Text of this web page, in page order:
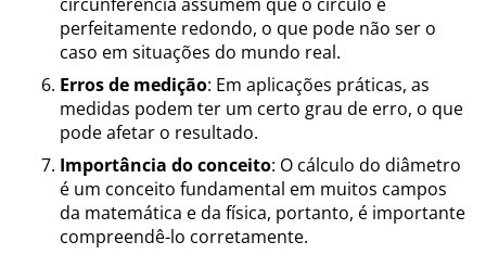
perfeitamente redondo, o que pode não ser o
caso em situações do mundo real.
Erros de medição: Em aplicações práticas, as
medidas podem ter um certo grau de erro, o que
pode afetar o resultado.
Importância do conceito: O cálculo do diâmetro
é um conceito fundamental em muitos campos
da matemática e da física, portanto, é importante
compreendê-lo corretamente.